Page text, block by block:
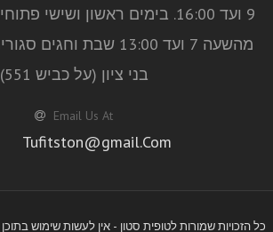
9 ועד 16:00. בימים ראשון
מהשעה 7 ועד 13:00 שבת
בני ציון (על כביש 551)
Email Us At
Tufitston@gmail.Com
2017 © כל הזכויות שמורות לטופית סטון - אין לעשות שימוש